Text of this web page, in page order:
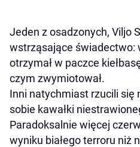
Jeden z osadzonych, Viljo
wstrząsające świadectwo:
otrzymał w paczce
czym zwymiotował.
Inni natychmiast rzucili się
sobie kawałki
Paradoksalnie więcej
wyniku białego terroru niż